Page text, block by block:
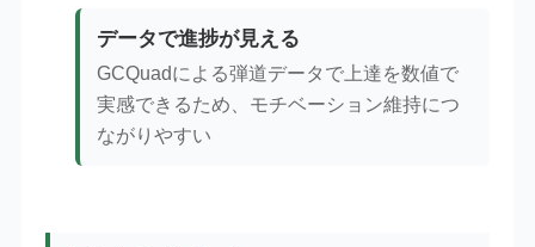
データで進捗が見える
GCQuadによる弾道データで上達を数値で
実感できるため、モチベーション維持につ
ながりやすい